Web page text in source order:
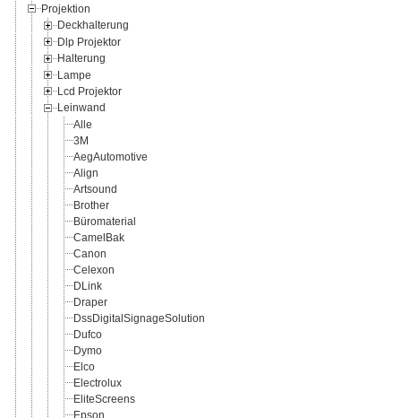
Projektion
Deckhalterung
Dlp Projektor
Halterung
Lampe
Lcd Projektor
Leinwand
Alle
3M
AegAutomotive
Align
Artsound
Brother
Büromaterial
CamelBak
Canon
Celexon
DLink
Draper
DssDigitalSignageSolution
Dufco
Dymo
Elco
Electrolux
EliteScreens
Epson